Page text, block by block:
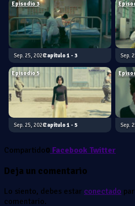
1 - 3
Episodio 3
Sep. 25, 2020 Sep.
1 - 5
Episodio 5
Sep. 25, 2020 Sep.
Compartido0 Facebook Twitter
Deja un comentario
Lo siento, debes estar conectado
comentario.